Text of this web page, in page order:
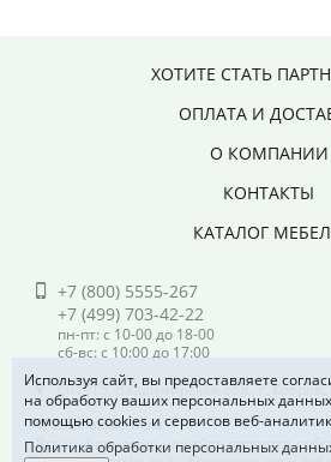
ХОТИТЕ СТАТЬ
ОПЛАТА И
О КОМПАНИИ
КОНТАКТЫ
КАТАЛОГ
+7 (800) 5555-267
+7 (499) 703-42-22
пн-пт: с 10-00 до 18-00
сб-вс: с 10:00 до 17:00
601915, Владимирская обл., г.
© 2026 arsko-m.ru
Вся информация на сайте является
Используя сайт, вы предоставляете
на обработку ваших персональных
помощью cookies и сервисов веб-
Политика обработки персональных